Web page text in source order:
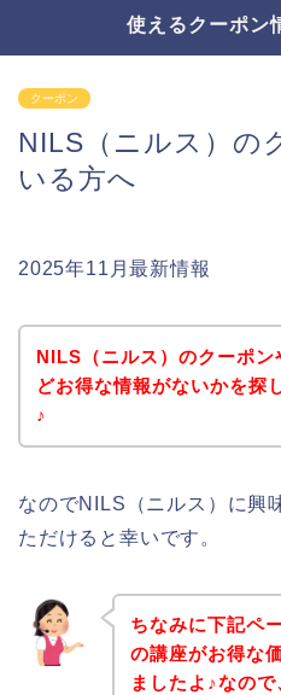
使えるクーポン
クーポン
NILS（ニルス）の
いる方へ
2025年11月最新情報
NILS（ニルス）のクーポン
どお得な情報がないかを探
♪
なのでNILS（ニルス）に興
ただけると幸いです。
ちなみに下記ペ
の講座がお得な
ましたよ♪なの